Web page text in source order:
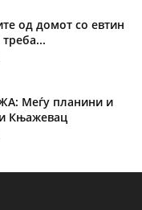
од домот со евтин
Меѓу планини и
Књажевац